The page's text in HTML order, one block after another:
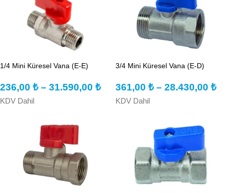
1/4 Mini Küresel Vana (E-E)
236,00 ₺ – 31.590,00 ₺
KDV Dahil
3/4 Mini Küresel Vana (E-D)
361,00 ₺ – 28.430,00 ₺
KDV Dahil